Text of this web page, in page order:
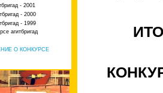
- 2001
- 2000
- 1999
агитбригад
О КОНКУРСЕ